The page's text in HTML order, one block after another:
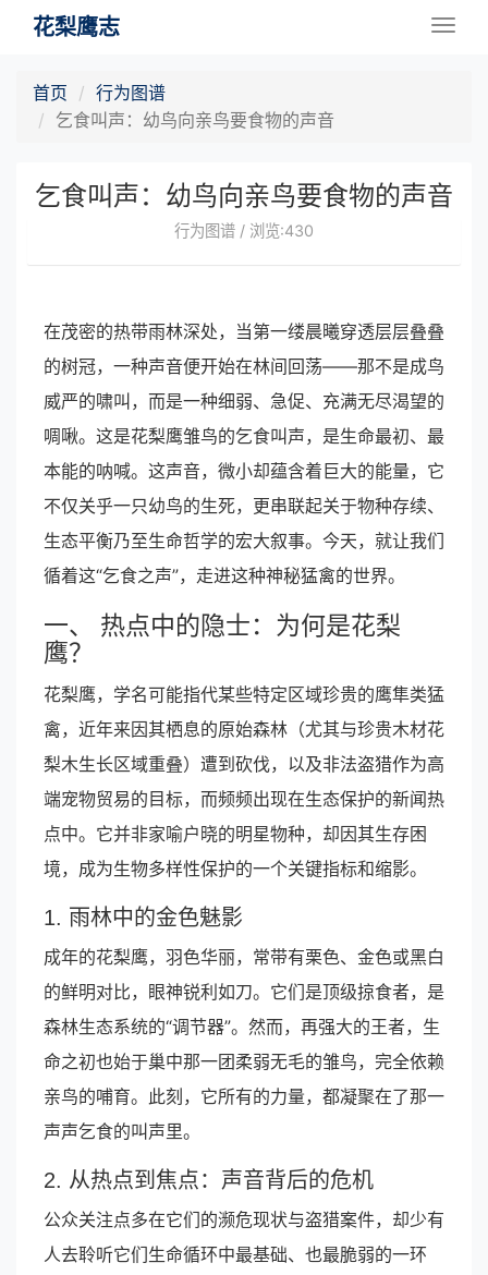
花梨鹰志
首页
行为图谱
乞食叫声：幼鸟向亲鸟要食物的声音
乞食叫声：幼鸟向亲鸟要食物的声音
行为图谱 / 浏览:430
在茂密的热带雨林深处，当第一缕晨曦穿透层层叠叠
的树冠，一种声音便开始在林间回荡——那不是成鸟
威严的啸叫，而是一种细弱、急促、充满无尽渴望的
啁啾。这是花梨鹰雏鸟的乞食叫声，是生命最初、最
本能的呐喊。这声音，微小却蕴含着巨大的能量，它
不仅关乎一只幼鸟的生死，更串联起关于物种存续、
生态平衡乃至生命哲学的宏大叙事。今天，就让我们
循着这“乞食之声”，走进这种神秘猛禽的世界。
一、 热点中的隐士：为何是花梨
鹰？
花梨鹰，学名可能指代某些特定区域珍贵的鹰隼类猛
禽，近年来因其栖息的原始森林（尤其与珍贵木材花
梨木生长区域重叠）遭到砍伐，以及非法盗猎作为高
端宠物贸易的目标，而频频出现在生态保护的新闻热
点中。它并非家喻户晓的明星物种，却因其生存困
境，成为生物多样性保护的一个关键指标和缩影。
1. 雨林中的金色魅影
成年的花梨鹰，羽色华丽，常带有栗色、金色或黑白
的鲜明对比，眼神锐利如刀。它们是顶级掠食者，是
森林生态系统的“调节器”。然而，再强大的王者，生
命之初也始于巢中那一团柔弱无毛的雏鸟，完全依赖
亲鸟的哺育。此刻，它所有的力量，都凝聚在了那一
声声乞食的叫声里。
2. 从热点到焦点：声音背后的危机
公众关注点多在它们的濒危现状与盗猎案件，却少有
人去聆听它们生命循环中最基础、也最脆弱的一环